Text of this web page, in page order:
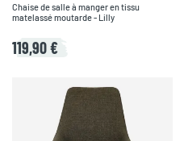
Chaise de salle à manger en tissu
matelassé moutarde - Lilly
119,90 €